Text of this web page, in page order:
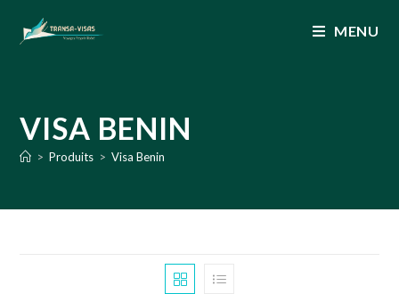
MENU
VISA BENIN
> Produits > Visa Benin